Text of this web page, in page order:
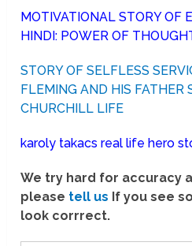
MOTIVATIONAL STORY OF
HINDI: POWER OF
STORY OF SELFLESS
FLEMING AND HIS FATHER
CHURCHILL LIFE
karoly takacs real life hero
We try hard for accuracy
please tell us If you see
look corrrect.